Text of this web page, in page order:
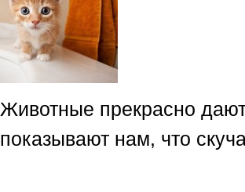
Животные прекрасно
показывают нам, что